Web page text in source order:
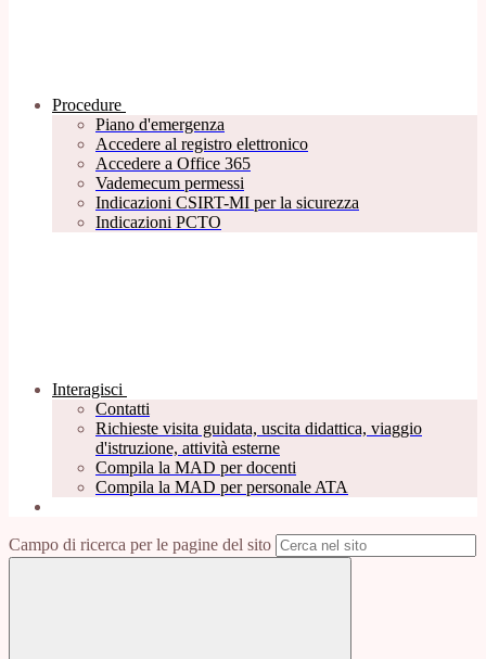
Procedure
Piano d'emergenza
Accedere al registro elettronico
Accedere a Office 365
Vademecum permessi
Indicazioni CSIRT-MI per la sicurezza
Indicazioni PCTO
Interagisci
Contatti
Richieste visita guidata, uscita didattica, viaggio
d'istruzione, attività esterne
Compila la MAD per docenti
Compila la MAD per personale ATA
Campo di ricerca per le pagine del sito